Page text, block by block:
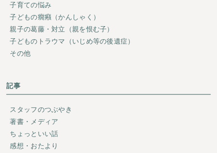
子育ての悩み
子どもの癇癪（かんしゃく）
親子の葛藤・対立（親を恨む子）
子どものトラウマ（いじめ等の後遺症）
その他
記事
スタッフのつぶやき
著書・メディア
ちょっといい話
感想・おたより